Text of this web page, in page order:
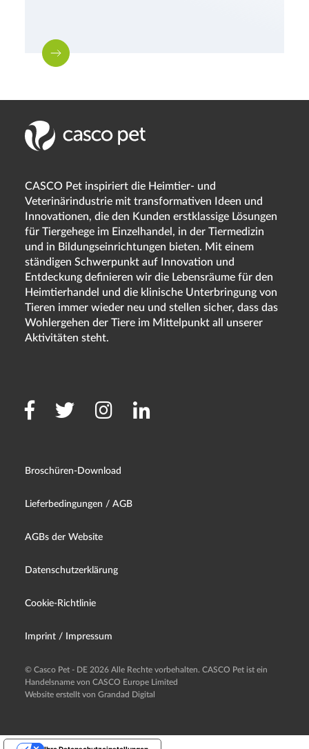
CASCO Pet inspiriert die Heimtier- und
Veterinärindustrie mit transformativen Ideen und
Innovationen, die den Kunden erstklassige Lösungen
für Tiergehege im Einzelhandel, in der Tiermedizin
und in Bildungseinrichtungen bieten. Mit einem
ständigen Schwerpunkt auf Innovation und
Entdeckung definieren wir die Lebensräume für den
Heimtierhandel und die klinische Unterbringung von
Tieren immer wieder neu und stellen sicher, dass das
Wohlergehen der Tiere im Mittelpunkt all unserer
Aktivitäten steht.
Broschüren-Download
Lieferbedingungen / AGB
AGBs der Website
Datenschutzerklärung
Cookie-Richtlinie
Imprint / Impressum
© Casco Pet - DE 2026 Alle Rechte vorbehalten. CASCO Pet ist ein
Handelsname von CASCO Europe Limited
Website erstellt von Grandad Digital